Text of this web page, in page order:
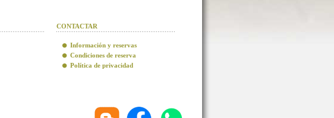
CONTACTAR
Información y reservas
Condiciones de reserva
Política de privacidad